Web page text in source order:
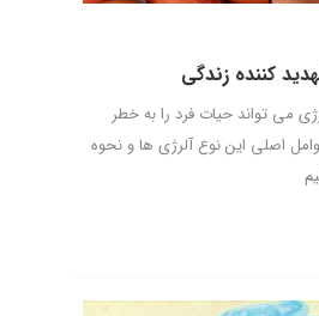
کننده زندگی
می تواند حیات فرد را به خطر
اصلی این نوع آلرژی ها و نحوه